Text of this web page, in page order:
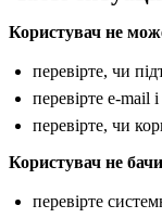
Користувач не
перевірте, чи
перевірте e-mail
перевірте, чи
Користувач не
перевірте